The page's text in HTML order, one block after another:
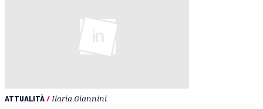
ATTUALITÀ/ Ilaria Giannini